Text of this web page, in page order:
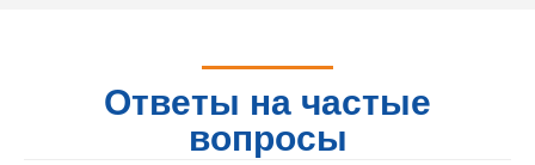
Ответы на частые
вопросы